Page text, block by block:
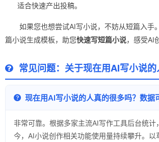
适合快速产出投稿。
如果您也想尝试AI写小说，不妨从短篇入手
篇小说生成模板，助您快速写短篇小说，感受AI
常见问题：关于现在用AI写小说的
现在用AI写小说的人真的很多吗？数据
非常可靠。根据多家主流AI写作工具后台统
今，AI小说创作相关功能使用量持续攀升。以